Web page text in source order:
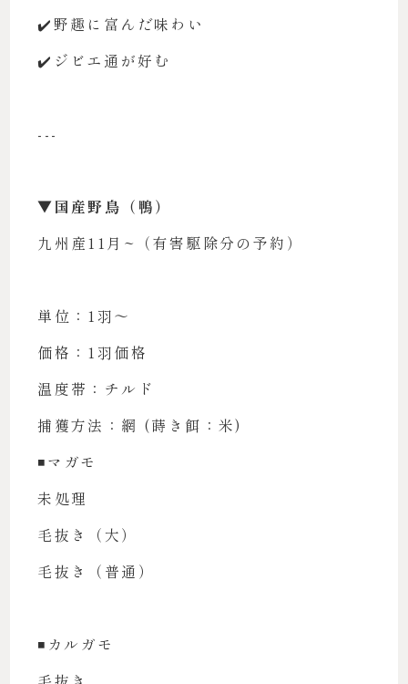
✔️野趣に富んだ味わい
✔️ジビエ通が好む
---
▼国産野鳥（鴨）
九州産11月~（有害駆除分の予約）
単位：1羽〜
価格：1羽価格
温度帯：チルド
捕獲方法：網 (蒔き餌：米)
◾️マガモ
未処理
毛抜き（大）
毛抜き（普通）
◾️カルガモ